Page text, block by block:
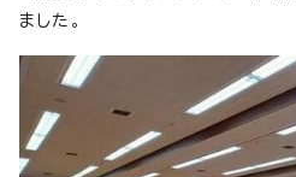
ました。